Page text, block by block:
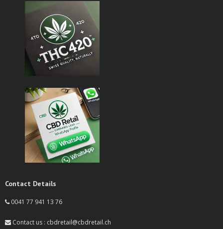
Contact Details
0041 77 941 13 76
Contact us : cbdretail@cbdretail.ch